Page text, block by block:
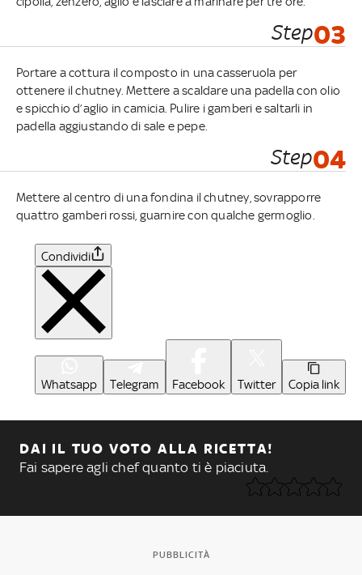
Step03
Portare a cottura il composto in una casseruola per
ottenere il chutney. Mettere a scaldare una padella con olio
e spicchio d’aglio in camicia. Pulire i gamberi e saltarli in
padella aggiustando di sale e pepe.
Step04
Mettere al centro di una fondina il chutney, sovrapporre
quattro gamberi rossi, guarnire con qualche germoglio.
Condividi
Whatsapp Telegram Facebook Twitter Copia link
DAI IL TUO VOTO ALLA RICETTA!
Fai sapere agli chef quanto ti è piaciuta.
PUBBLICITÀ